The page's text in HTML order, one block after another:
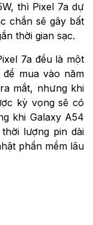
thì Pixel 7a dự
chắn sẽ gây bất
thời gian sạc.
7a đều là một
mua vào năm
mắt, nhưng khi
kỳ vọng sẽ có
khi Galaxy A54
lượng pin dài
phần mềm lâu